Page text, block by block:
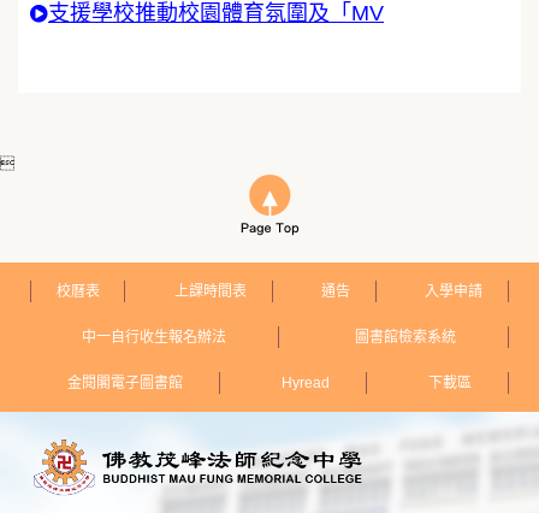
支援學校推動校園體育氛圍及「MV

校曆表 上課時間表 通告 入學申請
中一自行收生報名辦法 圖書館檢索系統
金閱閣電子圖書館 Hyread 下載區